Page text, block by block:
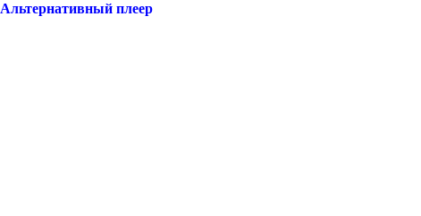
Альтернативный плеер